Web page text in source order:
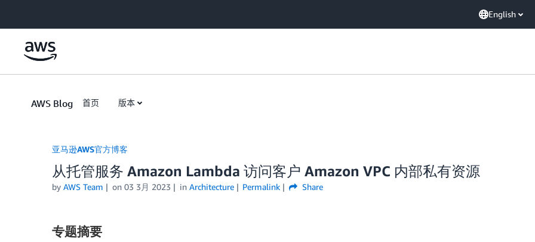
English
AWS Blog 首页 版本
亚马逊AWS官方博客
从托管服务 Amazon Lambda 访问客户 Amazon VPC 内部私有资源
by AWS Team on 03 3月 2023 in Architecture Permalink Share
专题摘要